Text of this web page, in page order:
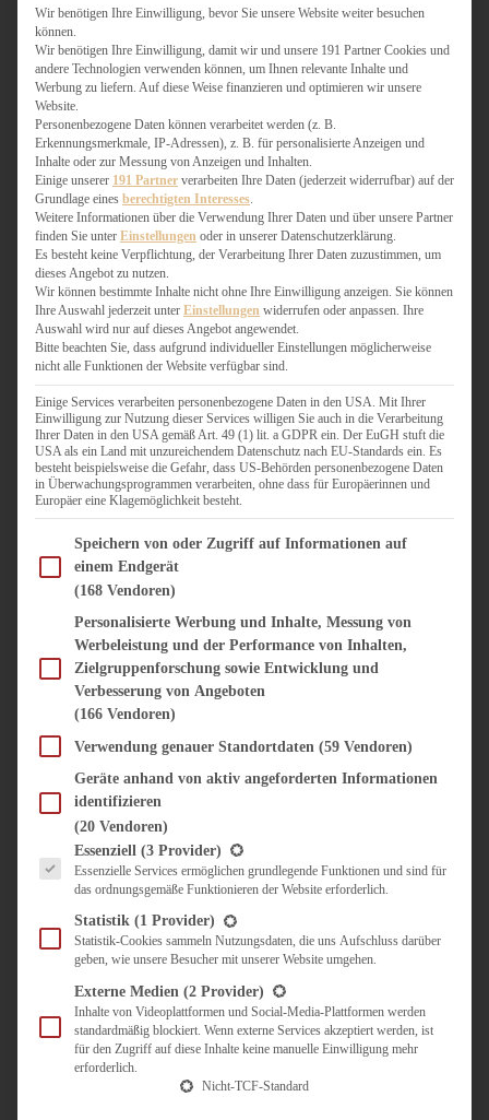
MY AMERICAN BAKERY
SCHOKOLADIGES
SÜSSES HAUPTGERICHT
TÖRTCHEN
VEGAN SÜSS
WEIHNACHTSBÄCKEREI
HERZHAFT
BURGER & SANDWICHES
FIX AUF DEM TISCH
FLEISCH & FISCH
GRILLEN / BARBECUE
HERZHAFTES BACKEN
ONE-POT-GERICHTE
PASTA & NUDELGERICHTE
PIZZA, TARTES & QUICHES
REIS & RISOTTO
SALATE & SNACKS
SUPPENKASPEREIEN
VORSPEISEN
SÜSS & HERZHAFT
BROTAUFSTRICH
DIPS, SAUCEN, CHUTNEYS
KÜCHENGESCHENKE
UNTERWEGS
KULINARISCH UNTERWEGS
ÜBER MICH
ZUSAMMENARBEIT
Wir benötigen Ihre Einwilligung, bevor Sie unsere Website weiter besuchen
können.
Wir benötigen Ihre Einwilligung, damit wir und unsere 191 Partner Cookies und
andere Technologien verwenden können, um Ihnen relevante Inhalte und
Werbung zu liefern. Auf diese Weise finanzieren und optimieren wir unsere
Website.
Personenbezogene Daten können verarbeitet werden (z. B.
Erkennungsmerkmale, IP-Adressen), z. B. für personalisierte Anzeigen und
Inhalte oder zur Messung von Anzeigen und Inhalten.
Einige unserer 191 Partner verarbeiten Ihre Daten (jederzeit widerrufbar) auf der
Grundlage eines berechtigten Interesses
Weitere Informationen über die Verwendung Ihrer Daten und über unsere Partner
finden Sie unter Einstellungen oder in unserer Datenschutzerklärung.
Es besteht keine Verpflichtung, der Verarbeitung Ihrer Daten zuzustimmen, um
dieses Angebot zu nutzen.
Wir können bestimmte Inhalte nicht ohne Ihre Einwilligung anzeigen. Sie können
Ihre Auswahl jederzeit unter Einstellungen widerrufen oder anpassen. Ihre
Auswahl wird nur auf dieses Angebot angewendet.
Bitte beachten Sie, dass aufgrund individueller Einstellungen möglicherweise
nicht alle Funktionen der Website verfügbar sind.
Einige Services verarbeiten personenbezogene Daten in den USA. Mit Ihrer
Einwilligung zur Nutzung dieser Services willigen Sie auch in die Verarbeitung
Ihrer Daten in den USA gemäß Art. 49 (1) lit. a GDPR ein. Der EuGH stuft die
USA als ein Land mit unzureichendem Datenschutz nach EU-Standards ein. Es
besteht beispielsweise die Gefahr, dass US-Behörden personenbezogene Daten
in Überwachungsprogrammen verarbeiten, ohne dass für Europäerinnen und
Europäer eine Klagemöglichkeit besteht.
Im Folgenden finden Sie eine Liste der Zwecke des IAB Transparency and Consent
Speichern von oder Zugriff auf Informationen auf
einem Endgerät
(168 Vendoren)
Personalisierte Werbung und Inhalte, Messung von
Werbeleistung und der Performance von Inhalten,
Zielgruppenforschung sowie Entwicklung und
Verbesserung von Angeboten
(166 Vendoren)
Verwendung genauer Standortdaten (59 Vendoren)
Geräte anhand von aktiv angeforderten Informationen
identifizieren
(20 Vendoren)
Es folgt eine Liste der Service-Gruppen, für die eine Einwilligung erteilt werden
Essenziell (3 Provider)
Essenzielle Services ermöglichen grundlegende Funktionen und sind für
das ordnungsgemäße Funktionieren der Website erforderlich.
Statistik (1 Provider)
Statistik-Cookies sammeln Nutzungsdaten, die uns Aufschluss darüber
geben, wie unsere Besucher mit unserer Website umgehen.
Externe Medien (2 Provider)
Inhalte von Videoplattformen und Social-Media-Plattformen werden
standardmäßig blockiert. Wenn externe Services akzeptiert werden, ist
für den Zugriff auf diese Inhalte keine manuelle Einwilligung mehr
erforderlich.
Nicht-TCF-Standard